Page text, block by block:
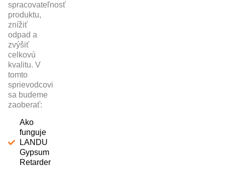
spracovateľnosť
produktu,
znížiť
odpad a
zvýšiť
celkovú
kvalitu. V
tomto
sprievodcovi
sa budeme
zaoberať:
Ako
funguje
LANDU
Gypsum
Retarder